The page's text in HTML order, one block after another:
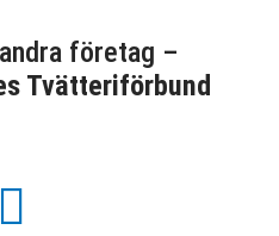
företag –
Tvätteriförbund
